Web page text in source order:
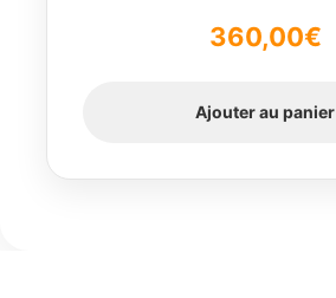
360,00€
Ajouter au panier